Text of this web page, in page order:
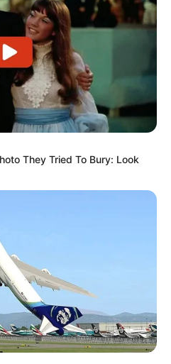
They Tried To Bury: Look